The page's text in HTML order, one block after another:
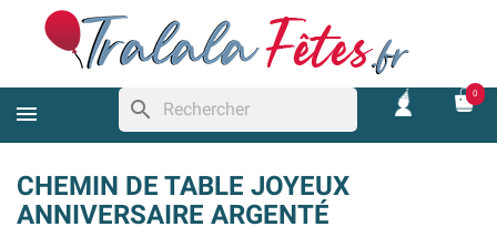
search
0
CHEMIN DE TABLE JOYEUX
ANNIVERSAIRE ARGENTÉ